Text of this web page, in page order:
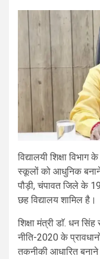
विद्यालयी शिक्षा
स्कूलों को आधुनिक
पौड़ी, चंपावत जिले के
छह विद्यालय शामिल है।
शिक्षा मंत्री डाॅ. धन
नीति-2020 के
तकनीकी आधारित